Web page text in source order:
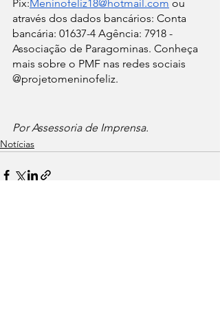
Pix:Meninofeliz18@hotmail.com ou
através dos dados bancários: Conta
bancária: 01637-4 Agência: 7918 -
Associação de Paragominas. Conheça
mais sobre o PMF nas redes sociais
@projetomeninofeliz.
Por Assessoria de Imprensa.
Notícias